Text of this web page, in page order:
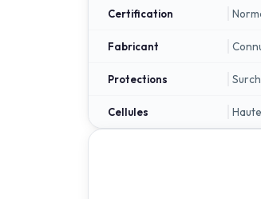
Certification
Fabricant
Protections
Cellules